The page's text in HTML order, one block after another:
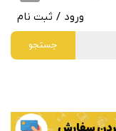
جستجو
ورود / ثبت نام